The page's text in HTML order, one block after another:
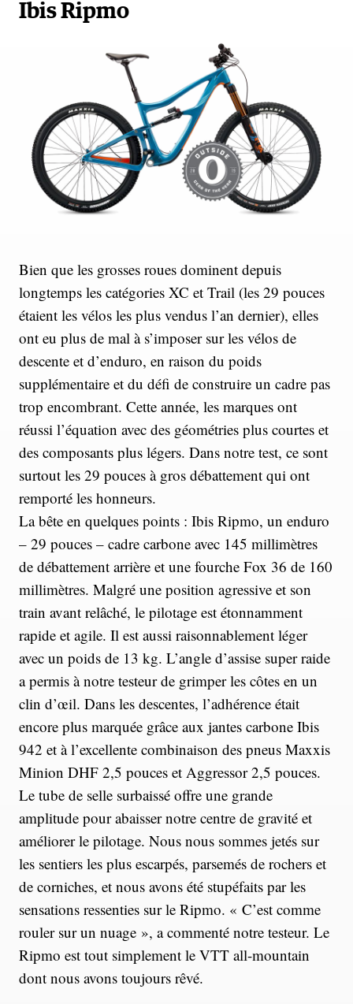
Ibis Ripmo
Bien que les grosses roues dominent depuis
longtemps les catégories XC et Trail (les 29 pouces
étaient les vélos les plus vendus l’an dernier), elles
ont eu plus de mal à s’imposer sur les vélos de
descente et d’enduro, en raison du poids
supplémentaire et du défi de construire un cadre pas
trop encombrant. Cette année, les marques ont
réussi l’équation avec des géométries plus courtes et
des composants plus légers. Dans notre test, ce sont
surtout les 29 pouces à gros débattement qui ont
remporté les honneurs.
La bête en quelques points : Ibis Ripmo, un enduro
– 29 pouces – cadre carbone avec 145 millimètres
de débattement arrière et une fourche Fox 36 de 160
millimètres. Malgré une position agressive et son
train avant relâché, le pilotage est étonnamment
rapide et agile. Il est aussi raisonnablement léger
avec un poids de 13 kg. L’angle d’assise super raide
a permis à notre testeur de grimper les côtes en un
clin d’œil. Dans les descentes, l’adhérence était
encore plus marquée grâce aux jantes carbone Ibis
942 et à l’excellente combinaison des pneus Maxxis
Minion DHF 2,5 pouces et Aggressor 2,5 pouces.
Le tube de selle surbaissé offre une grande
amplitude pour abaisser notre centre de gravité et
améliorer le pilotage. Nous nous sommes jetés sur
les sentiers les plus escarpés, parsemés de rochers et
de corniches, et nous avons été stupéfaits par les
sensations ressenties sur le Ripmo. « C’est comme
rouler sur un nuage », a commenté notre testeur. Le
Ripmo est tout simplement le VTT all-mountain
dont nous avons toujours rêvé.